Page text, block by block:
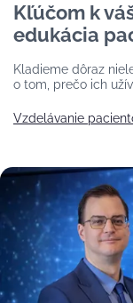
Kľúčom k
edukácia
Kladieme dôraz
o tom, prečo ich
Vzdelávanie